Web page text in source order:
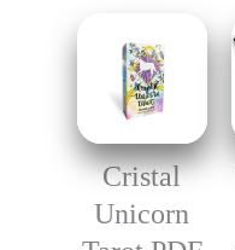
Cristal
Unicorn